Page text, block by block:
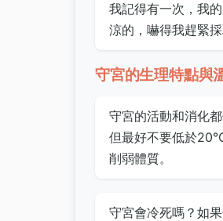
我記得有一次，我
涼的，嚇得我趕緊
守宮的生理特點與
守宮的活動和消化
但最好不要低於
削弱體質。
守宮會冷死嗎？如